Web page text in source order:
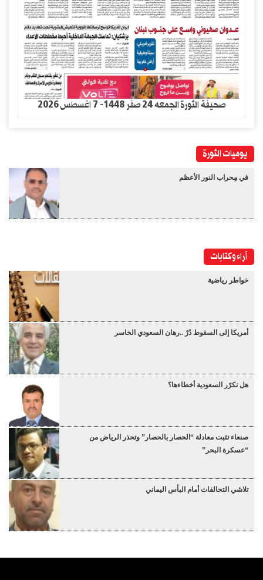
صحيفة الثورة الجمعه 24 صفر 1448- 7 اغسطس 2026
يوميات الثورة
في مِحراب النور الأعظم
آراء وكتابات
خواطر رياضية
أمريكا إلى السقوط دُرْ ..رهان السعودي الخاسر
هل تكرّر السعودية أخطاءها؟
صنعاء تثبت معادلة “الحصار بالحصار” وتحذر الرياض من
“عسكرة البحر”
تلاشي التحالفات أمام البأس اليماني